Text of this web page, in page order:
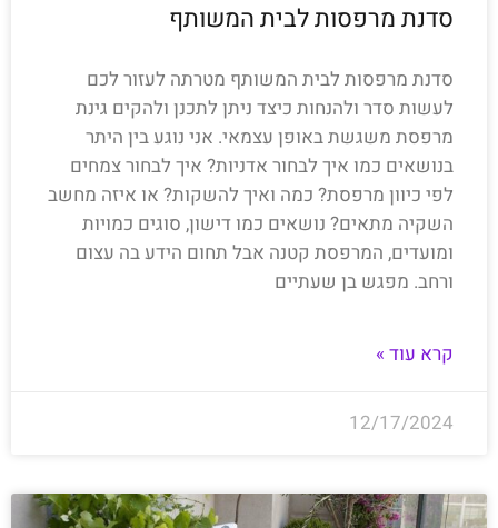
סדנת מרפסות לבית המשותף
סדנת מרפסות לבית המשותף מטרתה לעזור לכם
לעשות סדר ולהנחות כיצד ניתן לתכנן ולהקים גינת
מרפסת משגשת באופן עצמאי. אני נוגע בין היתר
בנושאים כמו איך לבחור אדניות? איך לבחור צמחים
לפי כיוון מרפסת? כמה ואיך להשקות? או איזה מחשב
השקיה מתאים? נושאים כמו דישון, סוגים כמויות
ומועדים, המרפסת קטנה אבל תחום הידע בה עצום
ורחב. מפגש בן שעתיים
קרא עוד »
12/17/2024